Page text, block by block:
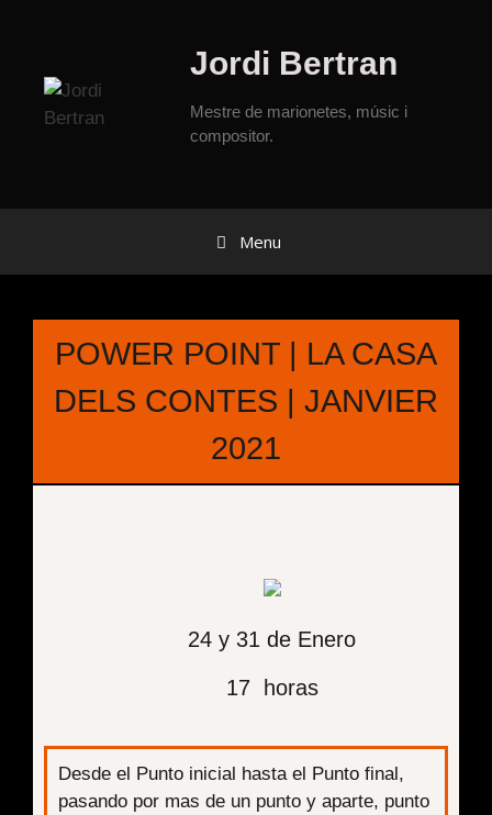
Jordi Bertran
Mestre de marionetes, músic i
compositor.
Menu
POWER POINT | LA CASA
DELS CONTES | JANVIER
2021
24 y 31 de Enero
17 horas
Desde el Punto inicial hasta el Punto final,
pasando por mas de un punto y aparte, punto